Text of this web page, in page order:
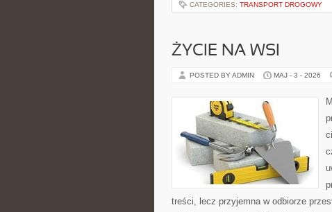
CATEGORIES: TRANSPORT DROGOWY
ŻYCIE NA WSI
POSTED BY ADMIN MAJ - 3 - 2026
treści, lecz przyjemna w odbiorze